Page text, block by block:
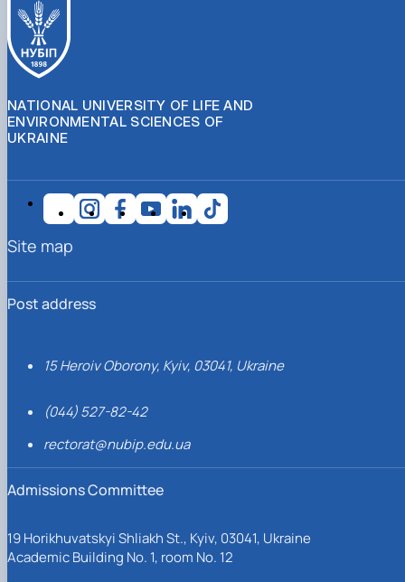
NATIONAL UNIVERSITY OF LIFE AND
ENVIRONMENTAL SCIENCES OF
UKRAINE
Post address
15 Heroiv Oborony, Kyiv, 03041, Ukraine
(044) 527-82-42
rectorat@nubip.edu.ua
Admissions Committee
19 Horikhuvatskyi Shliakh St., Kyiv, 03041, Ukraine
Academic Building No. 1, room No. 12
Site map